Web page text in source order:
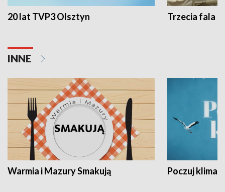
20 lat TVP3 Olsztyn Trzecia fala -
INNE
Warmia i Mazury Smakują Poczuj klimat